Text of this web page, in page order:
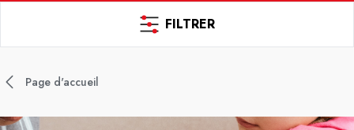
FILTRER
Page d'accueil